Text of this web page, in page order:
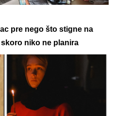
pre nego što stigne na
niko ne planira